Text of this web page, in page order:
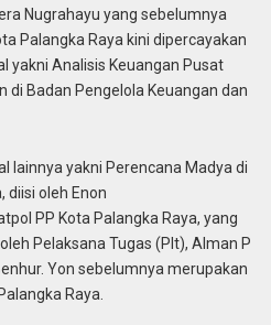
Nugrahayu yang sebelumnya
Palangka Raya kini dipercayakan
yakni Analisis Keuangan Pusat
di Badan Pengelola Keuangan dan
lainnya yakni Perencana Madya di
diisi oleh Enon
PP Kota Palangka Raya, yang
Pelaksana Tugas (Plt), Alman P
Yon sebelumnya merupakan
Raya.